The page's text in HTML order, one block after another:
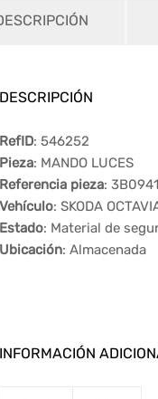
DESCRIPCIÓN
RefID: 546252
Pieza: MANDO LUCES
Referencia pieza:
Vehículo: SKODA
Estado: Material de
Ubicación: Almacenada
INFORMACIÓN